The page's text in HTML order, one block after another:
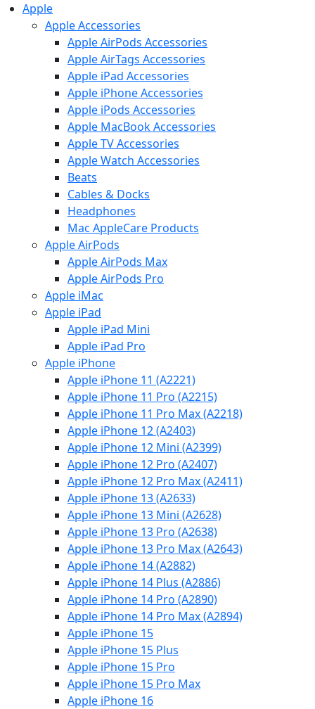
Apple
Apple Accessories
Apple AirPods Accessories
Apple AirTags Accessories
Apple iPad Accessories
Apple iPhone Accessories
Apple iPods Accessories
Apple MacBook Accessories
Apple TV Accessories
Apple Watch Accessories
Beats
Cables & Docks
Headphones
Mac AppleCare Products
Apple AirPods
Apple AirPods Max
Apple AirPods Pro
Apple iMac
Apple iPad
Apple iPad Mini
Apple iPad Pro
Apple iPhone
Apple iPhone 11 (A2221)
Apple iPhone 11 Pro (A2215)
Apple iPhone 11 Pro Max (A2218)
Apple iPhone 12 (A2403)
Apple iPhone 12 Mini (A2399)
Apple iPhone 12 Pro (A2407)
Apple iPhone 12 Pro Max (A2411)
Apple iPhone 13 (A2633)
Apple iPhone 13 Mini (A2628)
Apple iPhone 13 Pro (A2638)
Apple iPhone 13 Pro Max (A2643)
Apple iPhone 14 (A2882)
Apple iPhone 14 Plus (A2886)
Apple iPhone 14 Pro (A2890)
Apple iPhone 14 Pro Max (A2894)
Apple iPhone 15
Apple iPhone 15 Plus
Apple iPhone 15 Pro
Apple iPhone 15 Pro Max
Apple iPhone 16